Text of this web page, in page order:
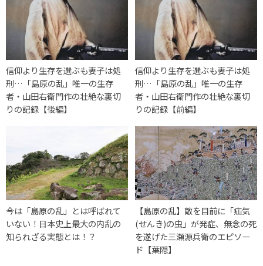
信仰より生存を選ぶも妻子は処
刑…「島原の乱」唯一の生存
者・山田右衛門作の壮絶な裏切
りの記録【後編】
信仰より生存を選ぶも妻子は処
刑…「島原の乱」唯一の生存
者・山田右衛門作の壮絶な裏切
りの記録【前編】
今は「島原の乱」とは呼ばれて
いない！日本史上最大の内乱の
知られざる実態とは！？
【島原の乱】敵を目前に「疝気
(せんき)の虫」が発症、無念の死
を遂げた三瀬源兵衛のエピソー
ド【葉隠】